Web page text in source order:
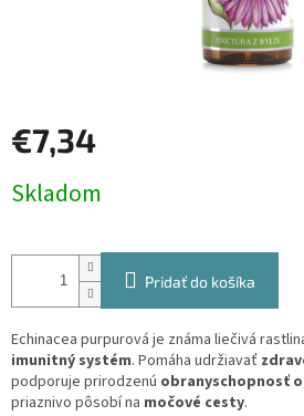
€7,34
cena:
Skladom
Pridať do košíka
Echinacea purpurová je známa liečivá
imunitný systém. Pomáha udržiavať
podporuje prirodzenú obranyschopnosť
priaznivo pôsobí na močové cesty.